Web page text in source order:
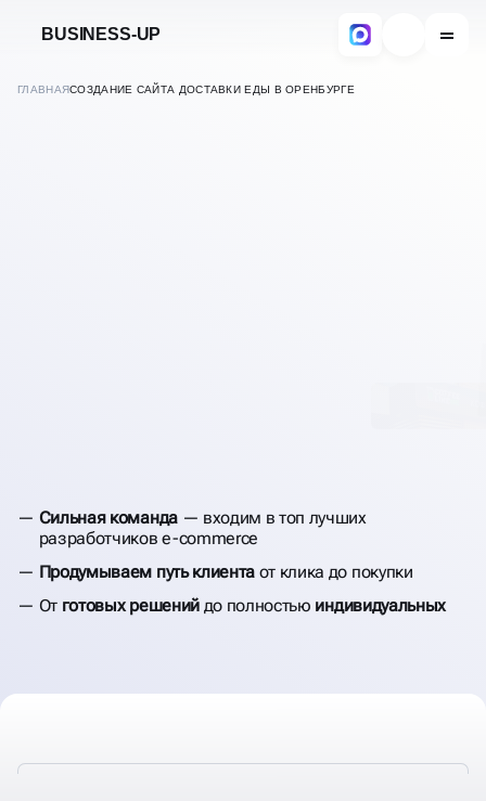
BUSINESS-UP
ГЛАВНАЯСОЗДАНИЕ САЙТА ДОСТАВКИ ЕДЫ В ОРЕНБУРГЕ
Сильная команда— входим в топ лучших
разработчиков e-commerce
Продумываем путь клиента от клика до покупки
От готовых решенийдо полностью индивидуальных